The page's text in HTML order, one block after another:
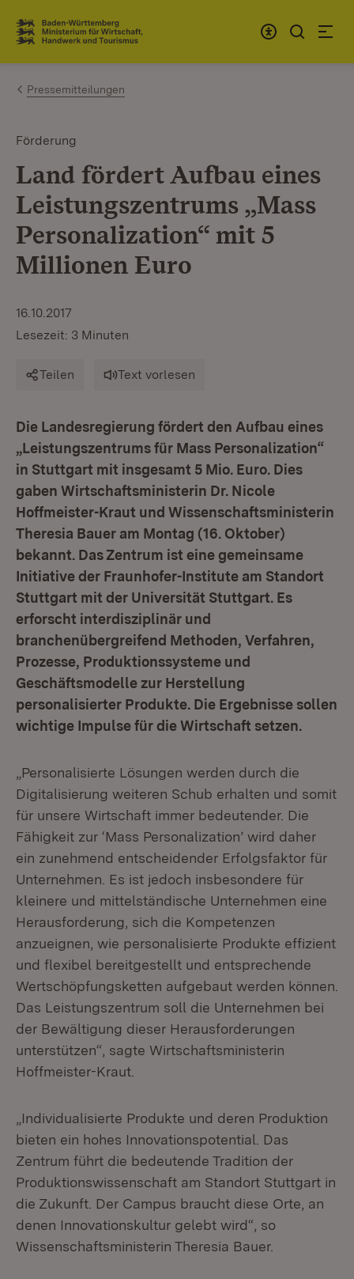
Zum Inhalt springen
Link zur Startseite
Pressemitteilungen
Förderung
Land fördert Aufbau eines
Leistungszentrums „Mass
Personalization“ mit 5
Millionen Euro
16.10.2017
Lesezeit: 3 Minuten
Teilen Text vorlesen
Die Landesregierung fördert den Aufbau eines
„Leistungszentrums für Mass Personalization“
in Stuttgart mit insgesamt 5 Mio. Euro. Dies
gaben Wirtschaftsministerin Dr. Nicole
Hoffmeister-Kraut und Wissenschaftsministerin
Theresia Bauer am Montag (16. Oktober)
bekannt. Das Zentrum ist eine gemeinsame
Initiative der Fraunhofer-Institute am Standort
Stuttgart mit der Universität Stuttgart. Es
erforscht interdisziplinär und
branchenübergreifend Methoden, Verfahren,
Prozesse, Produktionssysteme und
Geschäftsmodelle zur Herstellung
personalisierter Produkte. Die Ergebnisse sollen
wichtige Impulse für die Wirtschaft setzen.
„Personalisierte Lösungen werden durch die
Digitalisierung weiteren Schub erhalten und somit
für unsere Wirtschaft immer bedeutender. Die
Fähigkeit zur ‘Mass Personalization’ wird daher
ein zunehmend entscheidender Erfolgsfaktor für
Unternehmen. Es ist jedoch insbesondere für
kleinere und mittelständische Unternehmen eine
Herausforderung, sich die Kompetenzen
anzueignen, wie personalisierte Produkte effizient
und flexibel bereitgestellt und entsprechende
Wertschöpfungsketten aufgebaut werden können.
Das Leistungszentrum soll die Unternehmen bei
der Bewältigung dieser Herausforderungen
unterstützen“, sagte Wirtschaftsministerin
Hoffmeister-Kraut.
„Individualisierte Produkte und deren Produktion
bieten ein hohes Innovationspotential. Das
Zentrum führt die bedeutende Tradition der
Produktionswissenschaft am Standort Stuttgart in
die Zukunft. Der Campus braucht diese Orte, an
denen Innovationskultur gelebt wird“, so
Wissenschaftsministerin Theresia Bauer.